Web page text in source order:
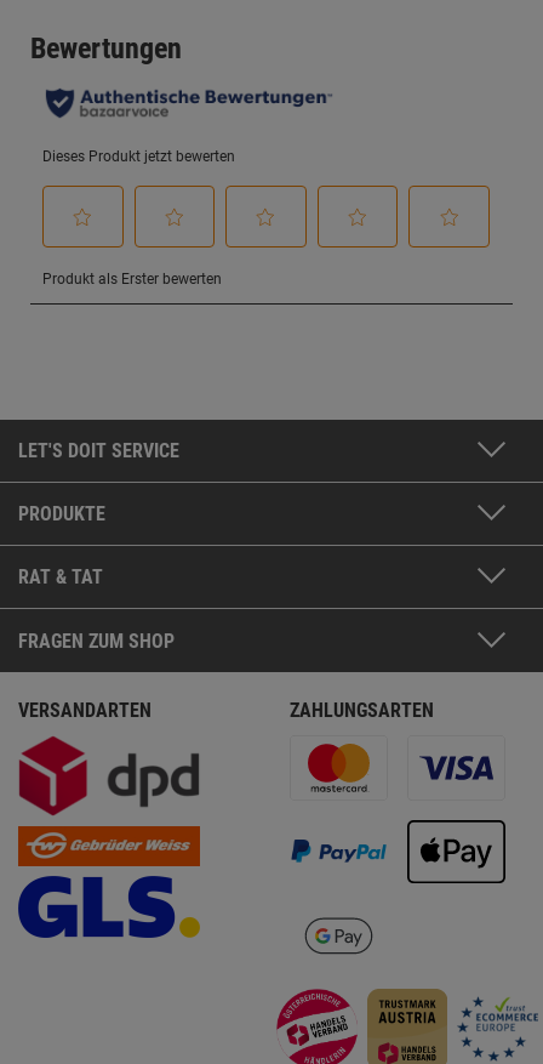
LET'S DOIT SERVICE
PRODUKTE
RAT & TAT
FRAGEN ZUM SHOP
VERSANDARTEN ZAHLUNGSARTEN